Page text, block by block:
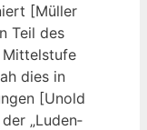
[Mül­ler
Teil des
Mit­tel­stu­fe
dies in
[Unold
„Luden­